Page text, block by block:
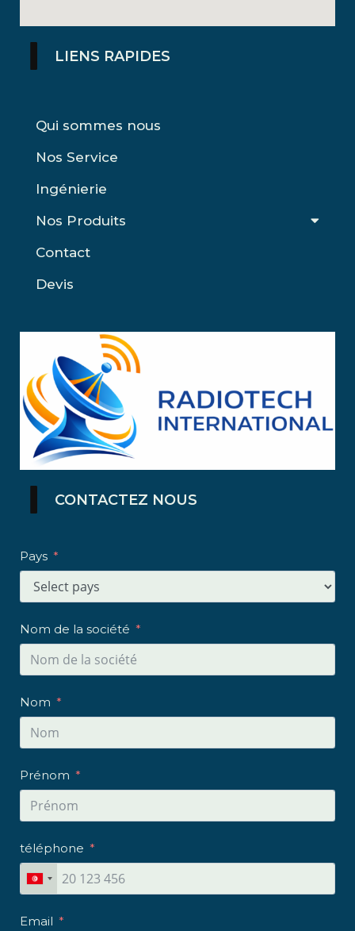
LIENS RAPIDES
Qui sommes nous
Nos Service
Ingénierie
Nos Produits
Contact
Devis
CONTACTEZ NOUS
Pays
Nom de la société
Nom
Prénom
téléphone
Email